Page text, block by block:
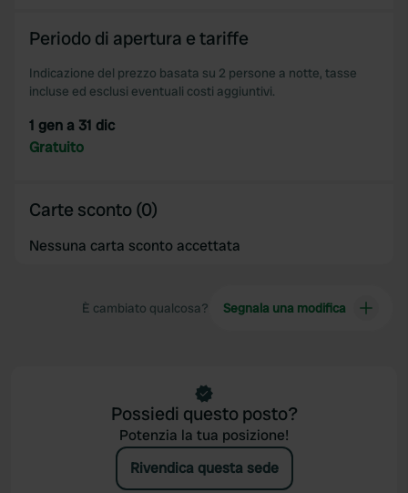
Periodo di apertura e tariffe
Indicazione del prezzo basata su 2 persone a notte, tasse
incluse ed esclusi eventuali costi aggiuntivi.
1 gen a 31 dic
Gratuito
Carte sconto (0)
Nessuna carta sconto accettata
È cambiato qualcosa? Segnala una modifica
Possiedi questo posto?
Potenzia la tua posizione!
Rivendica questa sede